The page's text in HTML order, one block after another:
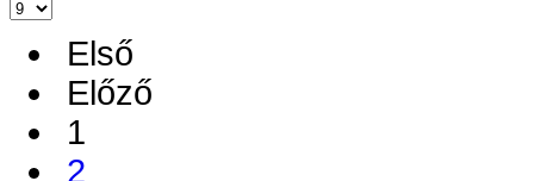
Első
Előző
1
2